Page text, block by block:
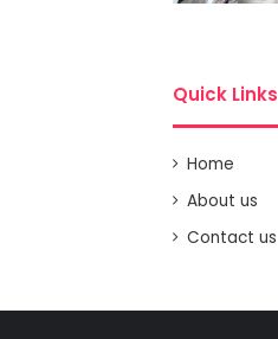
Quick Links
Home
About us
Contact us